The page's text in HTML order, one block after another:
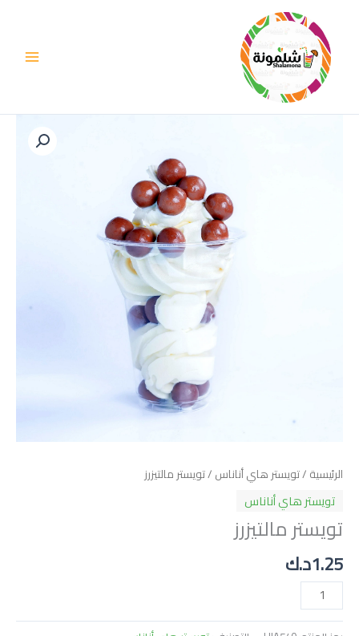
المحتوى
الرئيسية /تويستر هاي أناناس / تويستر مالتيزرز
تويستر هاي أناناس
تويستر مالتيزرز
د.ك1.25